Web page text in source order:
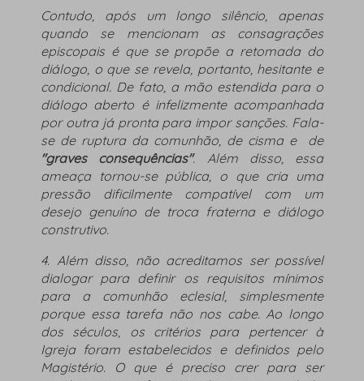
Contudo, após um longo silêncio, apenas
quando se mencionam as consagrações
episcopais é que se propõe a retomada do
diálogo, o que se revela, portanto, hesitante e
condicional. De fato, a mão estendida para o
diálogo aberto é infelizmente acompanhada
por outra já pronta para impor sanções. Fala-
se de ruptura da comunhão, de cisma ede
"graves consequências". Além disso, essa
ameaça tornou-se pública, o que cria uma
pressão dificilmente compatível com um
desejo genuíno de troca fraterna e diálogo
construtivo.
4. Além disso, não acreditamos ser possível
dialogar para definir os requisitos mínimos
para a comunhão eclesial, simplesmente
porque essa tarefa não nos cabe. Ao longo
dos séculos, os critérios para pertencer à
Igreja foram estabelecidos e definidos pelo
Magistério. O que é preciso crer para ser